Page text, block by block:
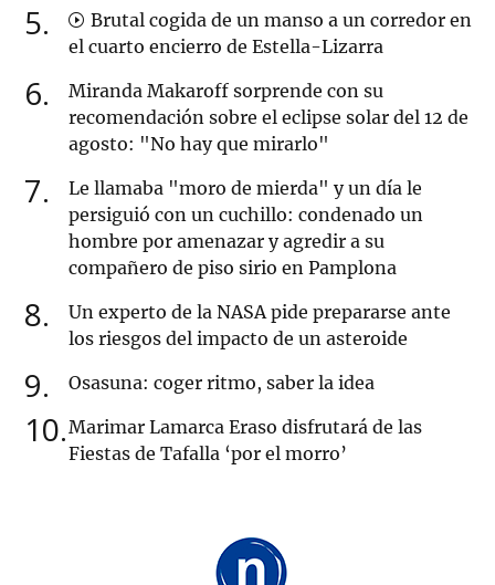
5
Brutal cogida de un manso a un corredor en
el cuarto encierro de Estella-Lizarra
6
Miranda Makaroff sorprende con su
recomendación sobre el eclipse solar del 12 de
agosto: "No hay que mirarlo"
7
Le llamaba "moro de mierda" y un día le
persiguió con un cuchillo: condenado un
hombre por amenazar y agredir a su
compañero de piso sirio en Pamplona
8
Un experto de la NASA pide prepararse ante
los riesgos del impacto de un asteroide
9 Osasuna: coger ritmo, saber la idea
10 Marimar Lamarca Eraso disfrutará de las
Fiestas de Tafalla ‘por el morro’